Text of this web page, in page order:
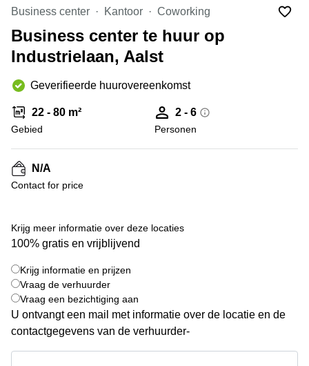
huren
Elsene
Brugge
Herentals
Aalst
Oostende
Mechelen
Coworking-
ruimtes te
huur in
Gent
Coworking
Niklaas
huren in
Gent
Handelspand
Location
centre
à Mons
Huren
virtueel
kantoor in
Antwerpen
Business center Kantoor Coworking
Business center te huur op
Industrielaan, Aalst
Geverifieerde huurovereenkomst
22 - 80 m²
Gebied
2 - 6
Personen
N/A
Contact for price
Krijg meer informatie over deze locaties
100% gratis en vrijblijvend
Krijg informatie en prijzen
Vraag de verhuurder
Vraag een bezichtiging aan
U ontvangt een mail met informatie over de locatie en de
contactgegevens van de verhuurder-